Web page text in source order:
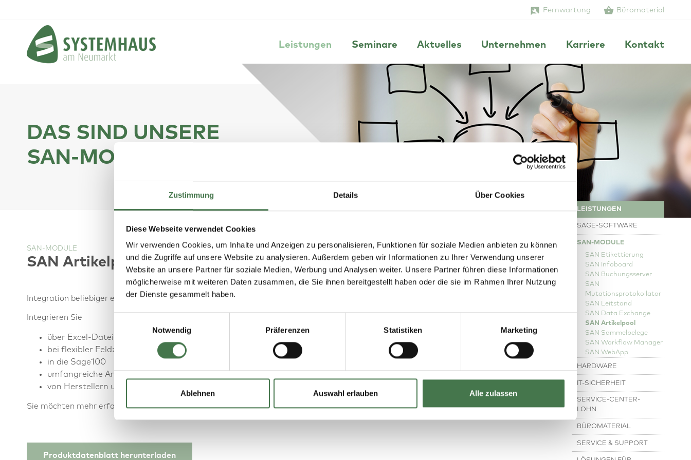
Zustimmung Details Über Cookies
Diese Webseite verwendet Cookies
Wir verwenden Cookies, um Inhalte und Anzeigen zu personalisieren, Funktionen für soziale Medien anbieten zu können
und die Zugriffe auf unsere Website zu analysieren. Außerdem geben wir Informationen zu Ihrer Verwendung unserer
Website an unsere Partner für soziale Medien, Werbung und Analysen weiter. Unsere Partner führen diese Informationen
möglicherweise mit weiteren Daten zusammen, die Sie ihnen bereitgestellt haben oder die sie im Rahmen Ihrer Nutzung
der Dienste gesammelt haben.
Notwendig
Präferenzen Statistiken Marketing
Ablehnen Auswahl erlauben Alle zulassen
Fernwartung Büromaterial
Leistungen Seminare Aktuelles Unternehmen Karriere Kontakt
DAS SIND UNSERE
SAN-MODULE.
SAN Artikelpool
SAN-MODULE
Integration beliebiger externer Artikelkataloge in die SAGE 100
Integrieren Sie
über Excel-Dateien
bei flexibler Feldzuordnung
in die Sage100
umfangreiche Artikelkataloge
von Herstellern und Lieferanten…
Sie möchten mehr erfahren? Dann laden Sie sich hier das Produktdatenblatt herunter!
Produktdatenblatt herunterladen
LEISTUNGEN
SAGE-SOFTWARE
SAN-MODULE
SAN Etikettierung
SAN Infoboard
SAN Buchungsserver
SAN
Mutationsprotokollator
SAN Leitstand
SAN Data Exchange
SAN Artikelpool
SAN Sammelbelege
SAN Workflow Manager
SAN WebApp
HARDWARE
IT-SICHERHEIT
SERVICE-CENTER-
LOHN
BÜROMATERIAL
SERVICE & SUPPORT